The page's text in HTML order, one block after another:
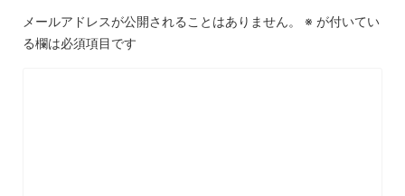
メールアドレスが公開されることはありません。 ※ が付いてい
る欄は必須項目です